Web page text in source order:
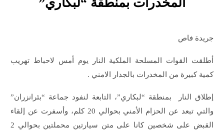
جريدة فاص
أطلقت القوات المسلحة الملكية النار يوم أمس لاحباط تهريب
كمية كبيرة من المخدرات بالجدار الامني .
إطلاق النار بمنطقة “لبكاري”، التابعة لنفود جماعة “بئرانزران”
والتي تبعد عن الحزام الأمني بحوالي 20 كلم، وأسفرت عن إلقاء
القبض على شخصين كانا على متن سيارتين محملتين بحوالي 2